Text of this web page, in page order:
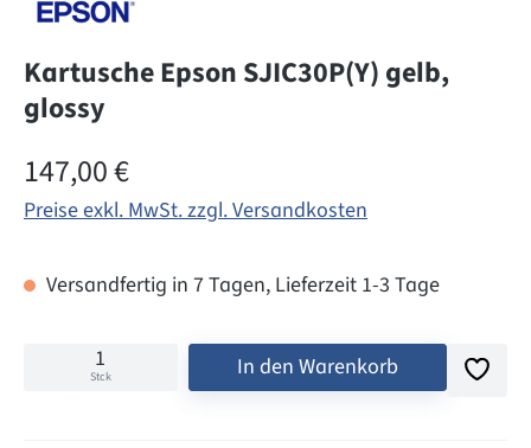
Kartusche Epson SJIC30P(Y) gelb,
glossy
Regulärer Preis:
147,00 €
Preise exkl. MwSt. zzgl. Versandkosten
Versandfertig in 7 Tagen, Lieferzeit 1-3 Tage
Stck In den Warenkorb